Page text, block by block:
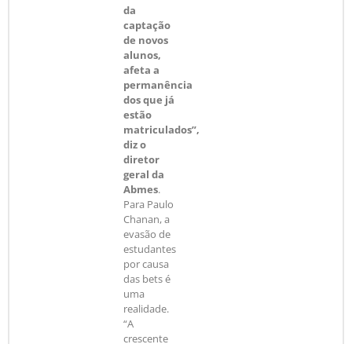
da
captação
de novos
alunos,
afeta a
permanência
dos que já
estão
matriculados”,
diz o
diretor
geral da
Abmes.
Para Paulo
Chanan, a
evasão de
estudantes
por causa
das bets é
uma
realidade.
“A
crescente